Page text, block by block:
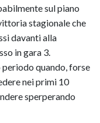
sul piano
stagionale che
davanti alla
in gara 3.
periodo quando, forse
nei primi 10
sperperando